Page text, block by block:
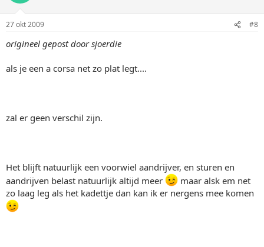
27 okt 2009 #8
origineel gepost door sjoerdie
als je een a corsa net zo plat legt....
zal er geen verschil zijn.
Het blijft natuurlijk een voorwiel aandrijver, en sturen en
aandrijven belast natuurlijk altijd meer
maar alsk em net
zo laag leg als het kadettje dan kan ik er nergens mee komen